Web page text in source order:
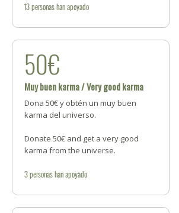
13personashan apoyado
50€
Muy buen karma / Very good karma
Dona 50€ y obtén un muy buen
karma del universo.
Donate 50€ and get a very good
karma from the universe.
3personashan apoyado